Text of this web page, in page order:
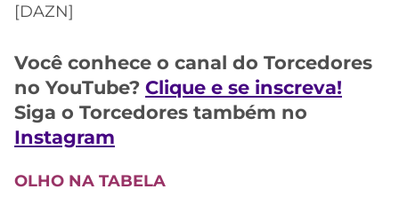
MG
CRUZEIRO
[DAZN]
Você conhece o canal do Torcedores
no YouTube? Clique e se inscreva!
Siga o Torcedores também no
Instagram
OLHO NA TABELA